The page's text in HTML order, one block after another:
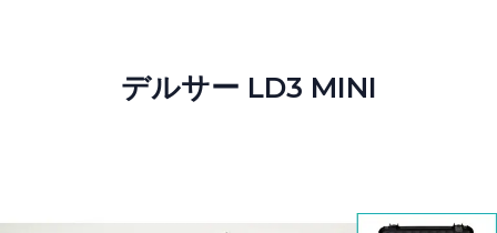
デルサー LD3 MINI